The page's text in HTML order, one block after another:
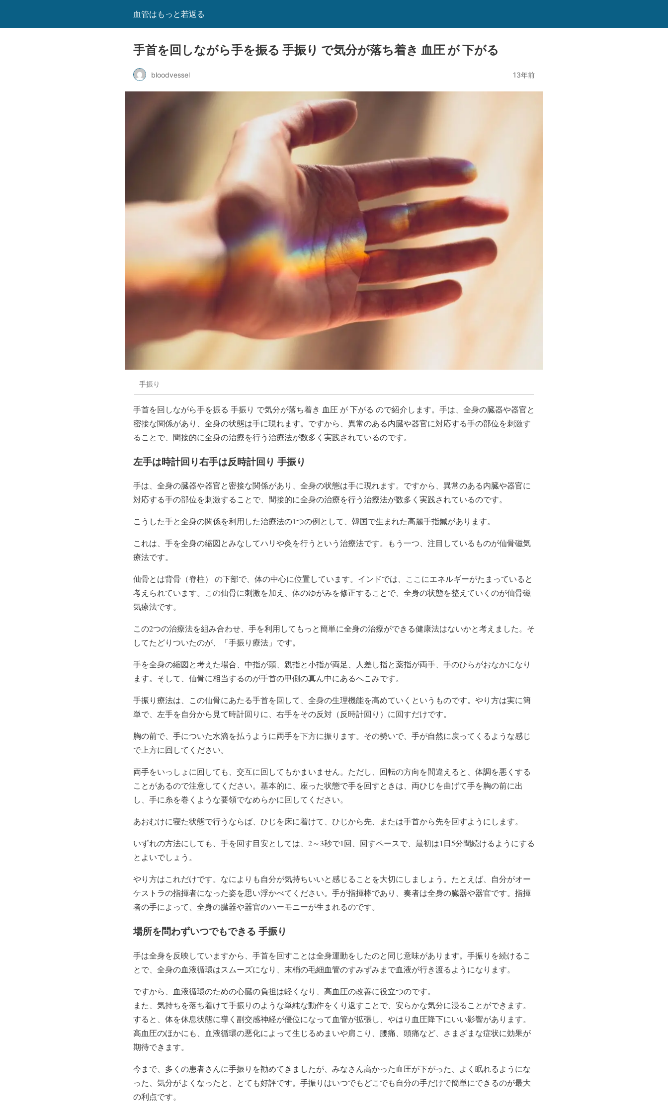
血管はもっと若返る
手首を回しながら手を振る 手振り で気分が落ち着き 血圧 が 下がる
bloodvessel 13年前
手振り
手首を回しながら手を振る 手振り で気分が落ち着き 血圧 が 下がる ので紹介します。手は、全身の臓器や器官と
密接な関係があり、全身の状態は手に現れます。ですから、異常のある内臓や器官に対応する手の部位を刺激す
ることで、間接的に全身の治療を行う治療法が数多く実践されているのです。
左手は時計回り右手は反時計回り 手振り
手は、全身の臓器や器官と密接な関係があり、全身の状態は手に現れます。ですから、異常のある内臓や器官に
対応する手の部位を刺激することで、間接的に全身の治療を行う治療法が数多く実践されているのです。
こうした手と全身の関係を利用した治療法の1つの例として、韓国で生まれた高麗手指鍼があります。
これは、手を全身の縮図とみなしてハリや灸を行うという治療法です。もう一つ、注目しているものが仙骨磁気
療法です。
仙骨とは背骨（脊柱） の下部で、体の中心に位置しています。インドでは、ここにエネルギーがたまっていると
考えられています。この仙骨に刺激を加え、体のゆがみを修正することで、全身の状態を整えていくのが仙骨磁
気療法です。
この2つの治療法を組み合わせ、手を利用してもっと簡単に全身の治療ができる健康法はないかと考えました。そ
してたどりついたのが、「手振り療法」です。
手を全身の縮図と考えた場合、中指が頭、親指と小指が両足、人差し指と薬指が両手、手のひらがおなかになり
ます。そして、仙骨に相当するのが手首の甲側の真ん中にあるへこみです。
手振り療法は、この仙骨にあたる手首を回して、全身の生理機能を高めていくというものです。やり方は実に簡
単で、左手を自分から見て時計回りに、右手をその反対（反時計回り）に回すだけです。
胸の前で、手についた水滴を払うように両手を下方に振ります。その勢いで、手が自然に戻ってくるような感じ
で上方に回してください。
両手をいっしょに回しても、交互に回してもかまいません。ただし、回転の方向を間違えると、体調を悪くする
ことがあるので注意してください。基本的に、座った状態で手を回すときは、両ひじを曲げて手を胸の前に出
し、手に糸を巻くような要領でなめらかに回してください。
あおむけに寝た状態で行うならば、ひじを床に着けて、ひじから先、または手首から先を回すようにします。
いずれの方法にしても、手を回す目安としては、2～3秒で1回、回すペースで、最初は1日5分間続けるようにする
とよいでしょう。
やり方はこれだけです。なによりも自分が気持ちいいと感じることを大切にしましょう。たとえば、自分がオー
ケストラの指揮者になった姿を思い浮かべてください。手が指揮棒であり、奏者は全身の臓器や器官です。指揮
者の手によって、全身の臓器や器官のハーモニーが生まれるのです。
場所を問わずいつでもできる 手振り
手は全身を反映していますから、手首を回すことは全身運動をしたのと同じ意味があります。手振りを続けるこ
とで、全身の血液循環はスムーズになり、末梢の毛細血管のすみずみまで血液が行き渡るようになります。
ですから、血液循環のための心臓の負担は軽くなり、高血圧の改善に役立つのです。
また、気持ちを落ち着けて手振りのような単純な動作をくり返すことで、安らかな気分に浸ることができます。
すると、体を休息状態に導く副交感神経が優位になって血管が拡張し、やはり血圧降下にいい影響があります。
高血圧のほかにも、血液循環の悪化によって生じるめまいや肩こり、腰痛、頭痛など、さまざまな症状に効果が
期待できます。
今まで、多くの患者さんに手振りを勧めてきましたが、みなさん高かった血圧が下がった、よく眠れるようにな
った、気分がよくなったと、とても好評です。手振りはいつでもどこでも自分の手だけで簡単にできるのが最大
の利点です。